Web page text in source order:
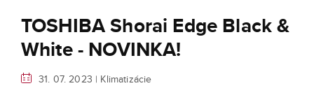
TOSHIBA Shorai Edge Black &
White - NOVINKA!
31. 07. 2023 | Klimatizácie